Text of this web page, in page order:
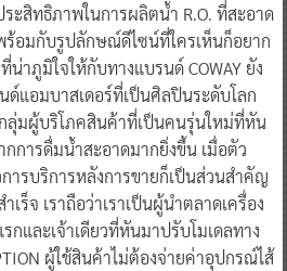
ะสิทธิภาพในการผลิตน้ำ R.O. ที่สะอาด
ร้อมกับรูปลักษณ์ดีไซน์ที่ใครเห็นก็อยาก
าภูมิใจให้กับทางแบรนด์ COWAY ยัง
ด์แอมบาสเดอร์ที่เป็นศิลปินระดับโลก
กลุ่มผู้บริโภคสินค้าที่เป็นคนรุ่นใหม่ที่หัน
การดื่มน้ำสะอาดมากยิ่งขึ้น เมื่อตัว
ารบริการหลังการขายก็เป็นส่วนสำคัญ
ร็จ เราถือว่าเราเป็นผู้นำตลาดเครื่อง
กและเจ้าเดียวที่หันมาปรับโมเดลทาง
ผู้ใช้สินค้าไม่ต้องจ่ายค่าอุปกรณ์ไส้